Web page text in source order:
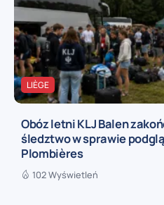
LIÈGE
Obóz letni KLJ Balen
śledztwo w sprawie
Plombières
102 Wyświetleń